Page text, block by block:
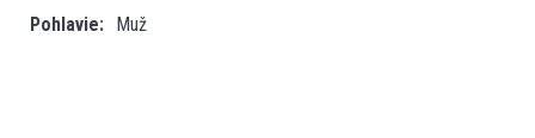
Pohlavie Muž